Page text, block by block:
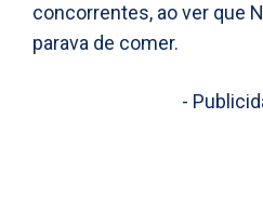
concorrentes, ao ver que
parava de comer.
-